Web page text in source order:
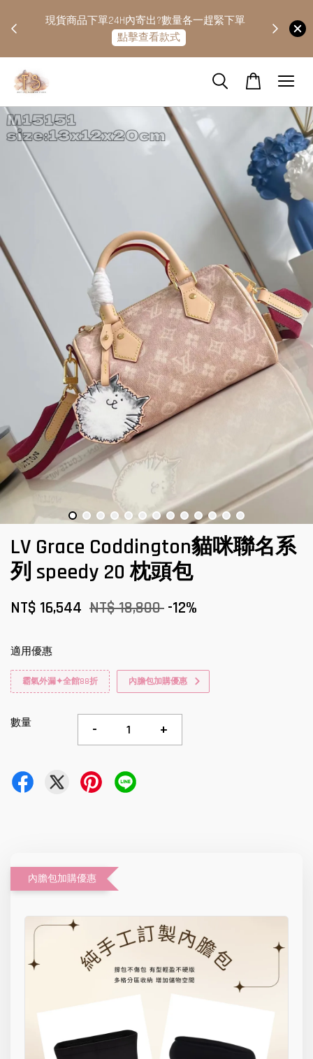
現貨商品下單24H內寄出?數量各一趕緊下單
點擊查看款式
LV Grace Coddington貓咪聯名系
列 speedy 20 枕頭包
NT$ 16,544 NT$ 18,800 -12%
適用優惠
霸氣外漏✦全館88折 內膽包加購優惠
數量 - +
內膽包加購優惠